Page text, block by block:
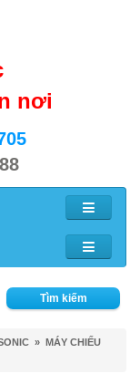
nơi
Tìm kiếm
» MÁY CHIẾU